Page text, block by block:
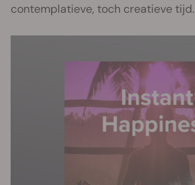
contemplatieve, toch creatieve tijd.